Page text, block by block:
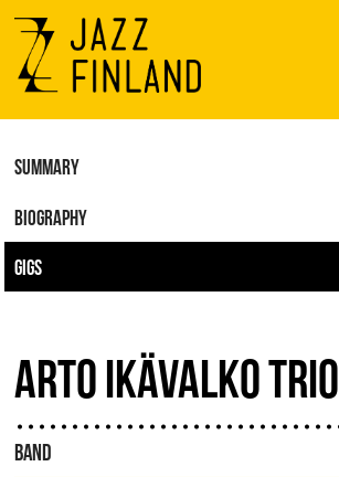
Menu
SUMMARY
BIOGRAPHY
GIGS
ARTO IKÄVALKO TRIO
BAND